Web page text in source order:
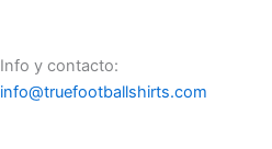
Info y contacto:
info@truefootballshirts.com